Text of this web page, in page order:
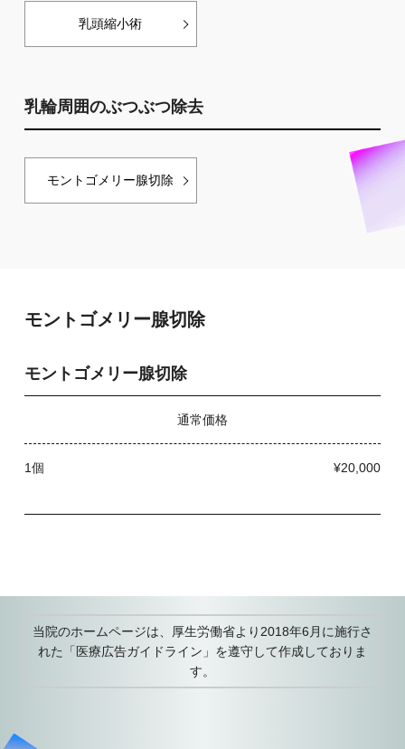
乳頭縮小術
乳輪周囲のぶつぶつ除去
モントゴメリー腺切除
モントゴメリー腺切除
モントゴメリー腺切除
通常価格
1個 ¥20,000
当院のホームページは、厚生労働省より2018年6月に施行さ
れた
「医療広告ガイドライン」を遵守して作成しておりま
す。